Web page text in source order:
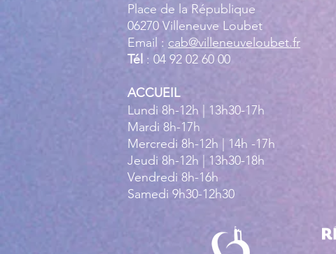
Place de la République
06270 Villeneuve Loubet
Email : cab@villeneuveloubet.fr
Tél : 04 92 02 60 00
ACCUEIL
Lundi 8h-12h | 13h30-17h
Mardi 8h-17h
Mercredi 8h-12h | 14h -17h
Jeudi 8h-12h | 13h30-18h
Vendredi 8h-16h
Samedi 9h30-12h30